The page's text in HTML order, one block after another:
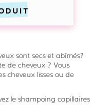
sont secs et abîmés?
de cheveux ? Vous
cheveux lisses ou de
le shampoing capillaires